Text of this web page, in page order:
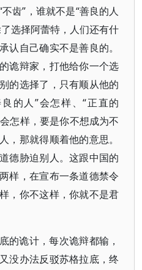
齿”，谁就不是“善良的人
选择阿蕾特，人们还有什
认自己确实不是善良的。
诡辩家，打他给你一个选
的选择了，只有顺从他的
的人”会怎样、“正直的
怎样，要是你不想成为不
，那就得顺着他的意思。
德胁迫别人。这跟中国的
样，在宣布一条道德禁令
，你不这样，你就不是君
的诡计，每次诡辩都输，
没办法反驳苏格拉底，终